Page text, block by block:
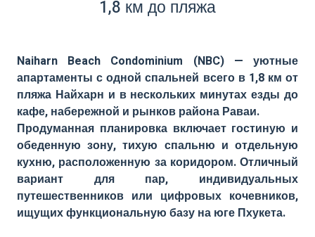
1,8 км до пляжа
Naiharn Beach Condominium (NBC) — уютные
апартаменты с одной спальней всего в 1,8 км от
пляжа Найхарн и в нескольких минутах езды до
кафе, набережной и рынков района Раваи.
Продуманная планировка включает гостиную и
обеденную зону, тихую спальню и отдельную
кухню, расположенную за коридором. Отличный
вариант для пар, индивидуальных
путешественников или цифровых кочевников,
ищущих функциональную базу на юге Пхукета.